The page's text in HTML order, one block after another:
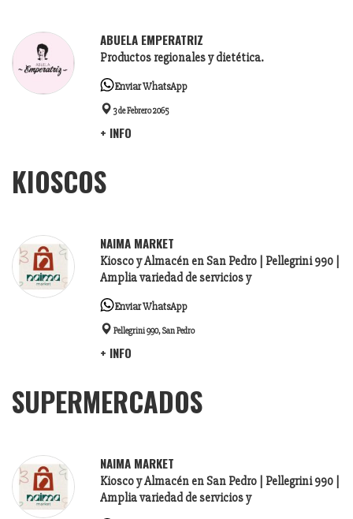
ABUELA EMPERATRIZ
Productos regionales y dietética.
Enviar WhatsApp
3 de Febrero 2065
+ INFO
KIOSCOS
NAIMA MARKET
Kiosco y Almacén en San Pedro | Pellegrini 990 |
Amplia variedad de servicios y
Enviar WhatsApp
Pellegrini 990, San Pedro
+ INFO
SUPERMERCADOS
NAIMA MARKET
Kiosco y Almacén en San Pedro | Pellegrini 990 |
Amplia variedad de servicios y